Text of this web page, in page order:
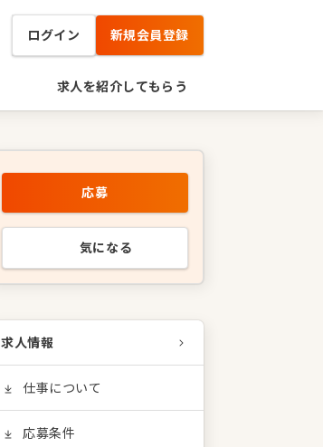
ログイン 新規会員登録
求人を紹介してもらう
応募
気になる
求人情報
仕事について
応募条件